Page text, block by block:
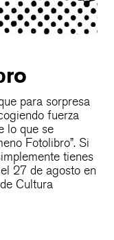
para sorpresa
fuerza
lo que se
Fotolibro”. Si
tienes
27 de agosto en
Cultura